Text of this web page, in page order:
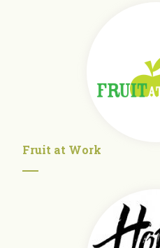
Fruit at Work